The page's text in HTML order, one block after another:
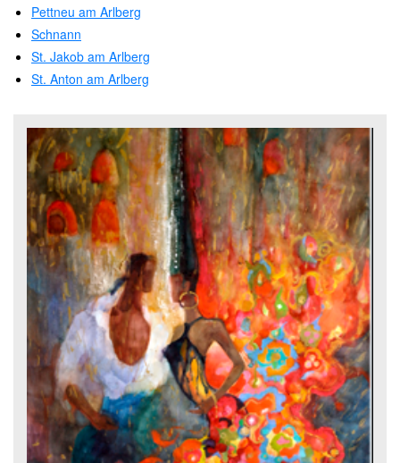
Pettneu am Arlberg
Schnann
St. Jakob am Arlberg
St. Anton am Arlberg